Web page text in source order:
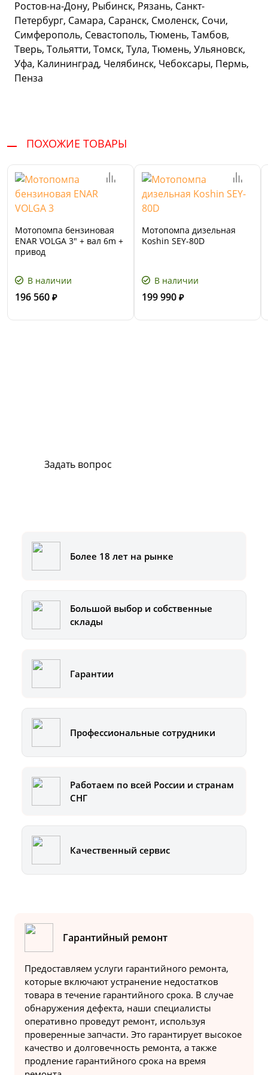
Ростов-на-Дону, Рыбинск, Рязань, Санкт-
Петербург, Самара, Саранск, Смоленск, Сочи,
Симферополь, Севастополь, Тюмень, Тамбов,
Тверь, Тольятти, Томск, Тула, Тюмень, Ульяновск,
Уфа, Калининград, Челябинск, Чебоксары, Пермь,
Пенза
ПОХОЖИЕ ТОВАРЫ
Мотопомпа бензиновая
ENAR VOLGA 3" + вал 6m +
привод
В наличии
196 560 ₽
Мотопомпа дизельная
Koshin SEY-80D
В наличии
199 990 ₽
Задать вопрос
Более 18 лет на рынке
Большой выбор и собственные
склады
Гарантии
Профессиональные сотрудники
Работаем по всей России и странам
СНГ
Качественный сервис
Гарантийный ремонт
Предоставляем услуги гарантийного ремонта,
которые включают устранение недостатков
товара в течение гарантийного срока. В случае
обнаружения дефекта, наши специалисты
оперативно проведут ремонт, используя
проверенные запчасти. Это гарантирует высокое
качество и долговечность ремонта, а также
продление гарантийного срока на время